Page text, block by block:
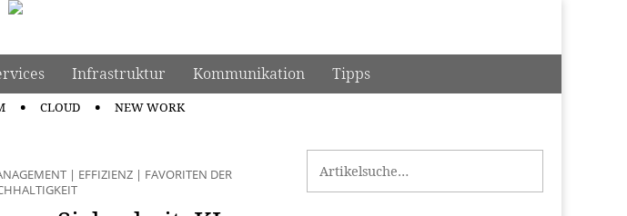
Infrastruktur Kommunikation Tipps
CLOUD NEW WORK
| EFFIZIENZ| FAVORITEN DER